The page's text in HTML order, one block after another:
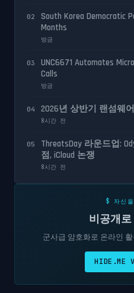
02
South Korea Democratic
Months
방금
03
UNC6671 Automates
Calls
방금
04 2026년 상반기 랜섬웨
8시간 전
05
ThreatsDay 라운드업:
점, iCloud 논쟁
8시간 전
$ 자신
비공개
군사급 암호화로 온라인
HIDE.ME